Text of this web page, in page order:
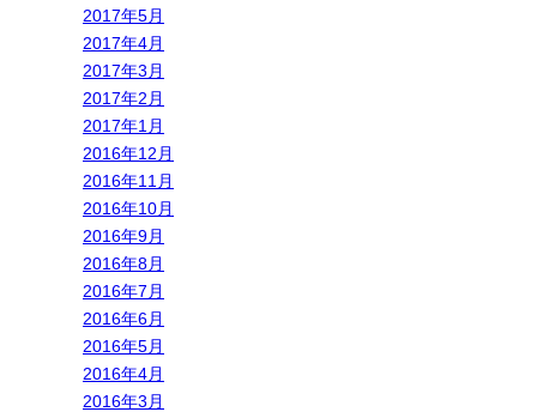
2017年5月
2017年4月
2017年3月
2017年2月
2017年1月
2016年12月
2016年11月
2016年10月
2016年9月
2016年8月
2016年7月
2016年6月
2016年5月
2016年4月
2016年3月